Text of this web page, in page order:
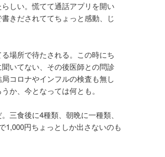
しい。慌てて通話アプリを開い
きだされててちょっと感動、じ
場所で待たされる。この時にち
いてない、その後医師との問診
コロナやインフルの検査も無し
か、今となっては何とも。
三食後に4種類、朝晩に一種類、
1,000円ちょっとしか出さないのも